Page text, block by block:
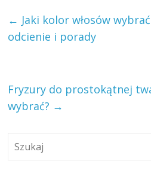
← Jaki kolor włosów
odcienie i porady
Fryzury do prostokątnej
wybrać? →